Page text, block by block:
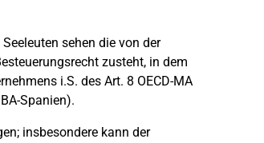
sehen die von der
zusteht, in dem
i.S. des Art. 8 OECD-MA
Spanien).
insbesondere kann der